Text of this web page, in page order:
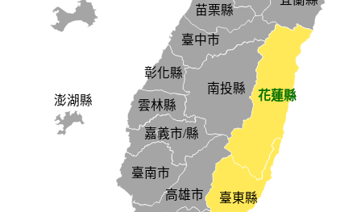
澎湖縣
苗栗縣
臺中市
南投縣
彰化縣
雲林縣
嘉義市/縣
臺南市
高雄市
花蓮縣
臺東縣